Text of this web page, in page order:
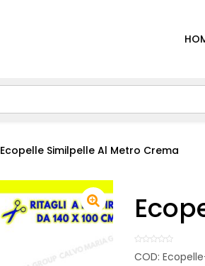
Ecopelle Similpelle Al Metro Crema
COD: